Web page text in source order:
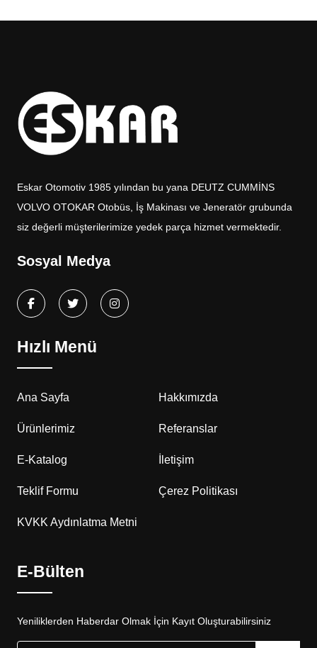
Eskar Otomotiv 1985 yılından bu yana DEUTZ CUMMİNS
VOLVO OTOKAR Otobüs, İş Makinası ve Jeneratör grubunda
siz değerli müşterilerimize yedek parça hizmet vermektedir.
Sosyal Medya
Hızlı Menü
Ana Sayfa Hakkımızda
Ürünlerimiz Referanslar
E-Katalog İletişim
Teklif Formu Çerez Politikası
KVKK Aydınlatma Metni
E-Bülten
Yeniliklerden Haberdar Olmak İçin Kayıt Oluşturabilirsiniz